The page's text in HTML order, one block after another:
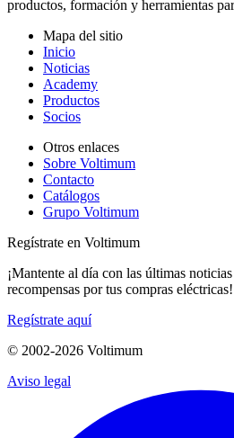
productos, formación y herramientas
Mapa del sitio
Inicio
Noticias
Academy
Productos
Socios
Otros enlaces
Sobre Voltimum
Contacto
Catálogos
Grupo Voltimum
Regístrate en Voltimum
¡Mantente al día con las últimas
recompensas por tus compras eléctricas!
Regístrate aquí
© 2002-2026 Voltimum
Aviso legal